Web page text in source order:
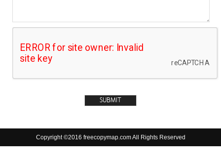
Copyright ©2016 freecopymap.com All Rights Reserved